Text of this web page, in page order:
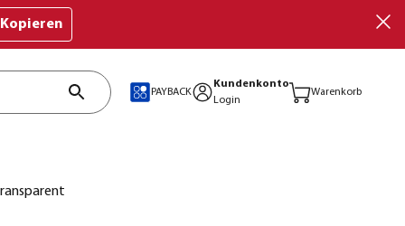
Kopieren
PAYBACK
Kundenkonto
Login
Warenkorb